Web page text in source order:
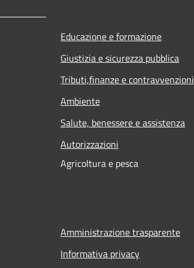
Educazione e formazione
Giustizia e sicurezza pubblica
Tributi,finanze e contravvenzioni
Ambiente
Salute, benessere e assistenza
Autorizzazioni
Agricoltura e pesca
Amministrazione trasparente
Informativa privacy